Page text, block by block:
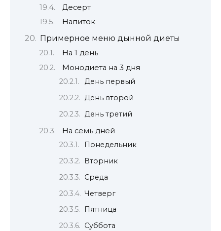
Десерт
Напиток
Примерное меню дынной диеты
На 1 день
Монодиета на 3 дня
День первый
День второй
День третий
На семь дней
Понедельник
Вторник
Среда
Четверг
Пятница
Суббота